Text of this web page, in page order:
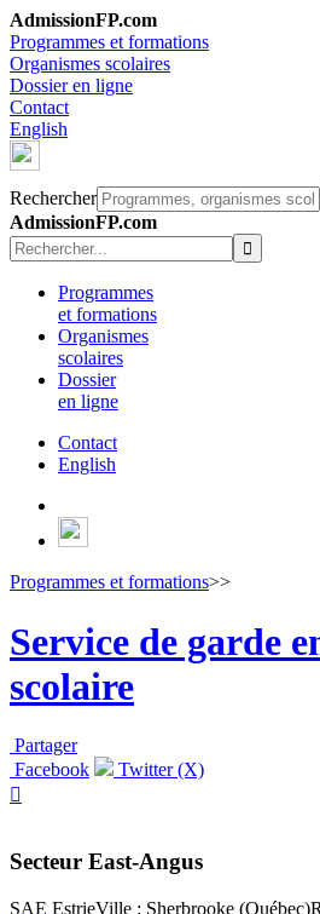
AdmissionFP.com
Programmes et formations
Organismes scolaires
Dossier en ligne
Contact
English
Rechercher
AdmissionFP.com
Programmes
et formations
Organismes
scolaires
Dossier
en ligne
Contact
English
Programmes et formations>>
Service de garde
scolaire
Partager
Facebook
Twitter (X)

Secteur East-Angus
SAE EstrieVille : Sherbrooke (Québec)